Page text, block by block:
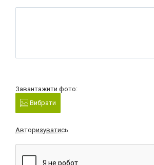
Завантажити фото:
Вибрати
Авторизуватись